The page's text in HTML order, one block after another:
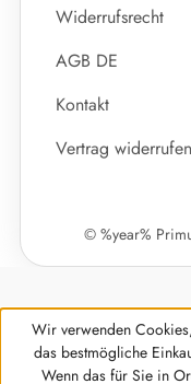
Widerrufsrecht
AGB DE
Kontakt
Vertrag widerrufen
© %year%
Wir verwenden
das bestmögliche
Wenn das für Sie in